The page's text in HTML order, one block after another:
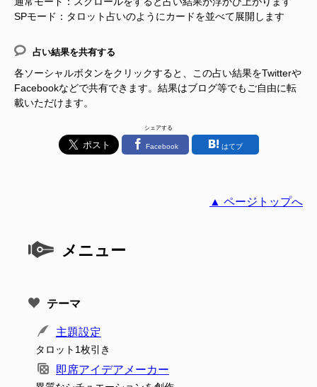
SPモード：タロット占いのようにカードを並べて展開します
占い結果を共有する
各ソーシャルボタンをクリックすると、この占い結果をTwitterや
Facebookなどで共有できます。結果はブログ等でもご自由に転
載いただけます。
シェアする
Facebook はてブ
▲ ページトップへ
メニュー
テーマ
主題設定
タロット1枚引き
即席アイデアメーカー